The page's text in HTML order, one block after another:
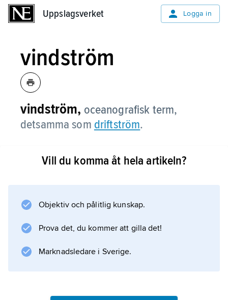
Uppslagsverket Logga in
vindström
vindström, oceanografisk term,
detsamma som driftström.
Vill du komma åt hela artikeln?
Objektiv och pålitlig kunskap.
Prova det, du kommer att gilla det!
Marknadsledare i Sverige.